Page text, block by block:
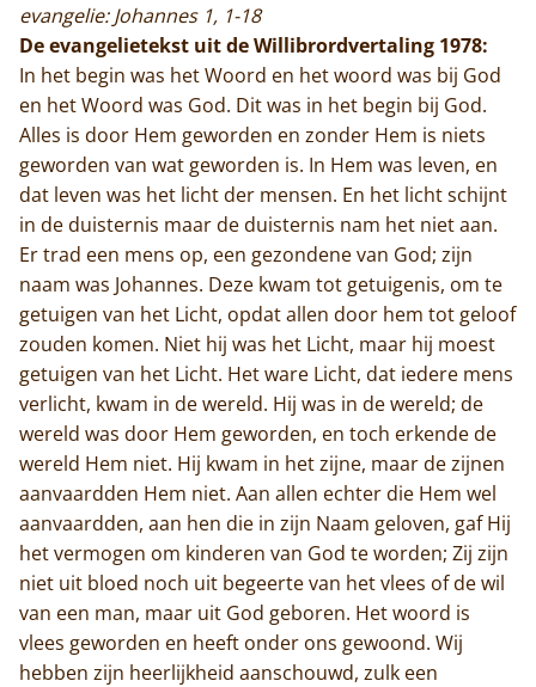
evangelie: Johannes 1, 1-18
De evangelietekst uit de Willibrordvertaling 1978:
In het begin was het Woord en het woord was bij God
en het Woord was God. Dit was in het begin bij God.
Alles is door Hem geworden en zonder Hem is niets
geworden van wat geworden is. In Hem was leven, en
dat leven was het licht der mensen. En het licht schijnt
in de duisternis maar de duisternis nam het niet aan.
Er trad een mens op, een gezondene van God; zijn
naam was Johannes. Deze kwam tot getuigenis, om te
getuigen van het Licht, opdat allen door hem tot geloof
zouden komen. Niet hij was het Licht, maar hij moest
getuigen van het Licht. Het ware Licht, dat iedere mens
verlicht, kwam in de wereld. Hij was in de wereld; de
wereld was door Hem geworden, en toch erkende de
wereld Hem niet. Hij kwam in het zijne, maar de zijnen
aanvaardden Hem niet. Aan allen echter die Hem wel
aanvaardden, aan hen die in zijn Naam geloven, gaf Hij
het vermogen om kinderen van God te worden; Zij zijn
niet uit bloed noch uit begeerte van het vlees of de wil
van een man, maar uit God geboren. Het woord is
vlees geworden en heeft onder ons gewoond. Wij
hebben zijn heerlijkheid aanschouwd, zulk een